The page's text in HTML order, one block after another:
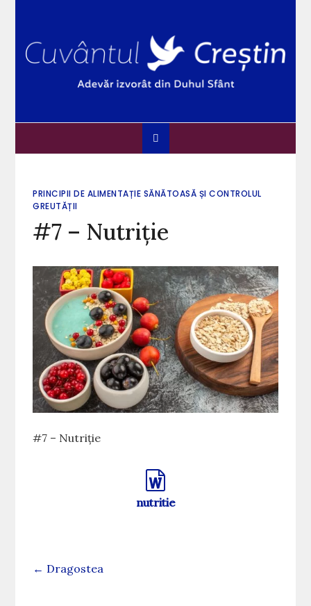
content
PRINCIPII DE ALIMENTAȚIE SĂNĂTOASĂ ȘI CONTROLUL
GREUTĂȚII
#7 – Nutriție
#7 – Nutriție
nutritie
← Dragostea